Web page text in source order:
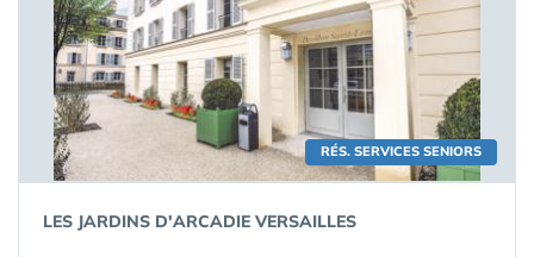
RÉS. SERVICES SENIORS
LES JARDINS D'ARCADIE VERSAILLES